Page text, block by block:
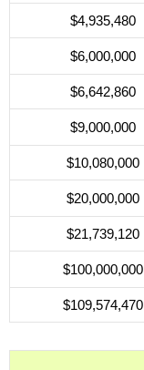
$4,935,480
$6,000,000
$6,642,860
$9,000,000
$10,080,000
$20,000,000
$21,739,120
$100,000,000
$109,574,470